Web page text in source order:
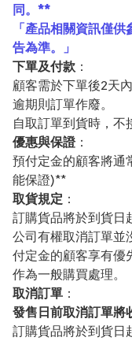
同。**
「產品相關資訊僅
告為準。」
下單及付款 ：
顧客需於下單後2天
逾期則訂單作廢。
自取訂單到貨時，不
優惠與保證：
預付定金的顧客將通
能保證)**
取貨規定 ：
訂購貨品將於到貨日
公司有權取消訂單並
付定金的顧客享有優
作為一般購買處理。
取消訂單 ：
發售日前取消訂單將
訂購貨品將於到貨日